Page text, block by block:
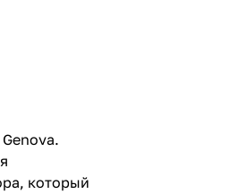
который